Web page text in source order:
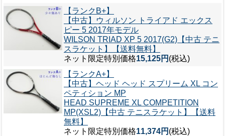
【ランクB+】
【中古】ウィルソン トライアド エックス
ピー 5 2017年モデル
WILSON TRIAD XP 5 2017(G2)【中古 テニ
スラケット】【送料無料】
ネット限定特別価格15,125円 (税込)
【ランクA+】
【中古】ヘッド ヘッド スプリーム XL コン
ペティション MP
HEAD SUPREME XL COMPETITION
MP(XSL2)【中古 テニスラケット】【送料
無料】
ネット限定特別価格11,374円 (税込)